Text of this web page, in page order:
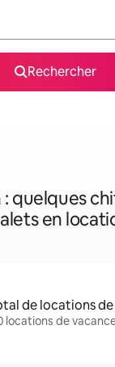
Rechercher
: quelques
en
de locations
locations de